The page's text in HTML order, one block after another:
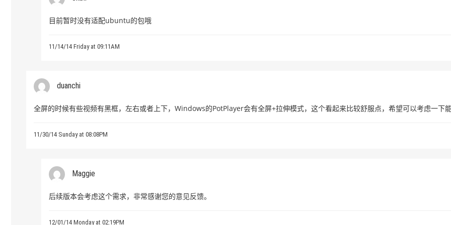
目前暂时没有适配ubuntu的包哦
11/14/14 Friday at 09:11AM
duanchi
全屏的时候有些视频有黑框，左右或者上下，Windows的PotPlayer会有全屏+拉伸模式，这个看起来比较舒服点，希望可以考虑一下
11/30/14 Sunday at 08:08PM
Maggie
后续版本会考虑这个需求，非常感谢您的意见反馈。
12/01/14 Monday at 02:19PM